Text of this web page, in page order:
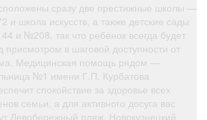
сразу две престижные школы —
и школа искусств, а также детские сады
и №208, так что ребёнок всегда будет
присмотром в шаговой доступности от
Медицинская помощь рядом —
№1 имени Г.П. Курбатова
спокойствие за здоровье всех
семьи, а для активного досуга вас
Левобережный пляж, Новокузнецкий